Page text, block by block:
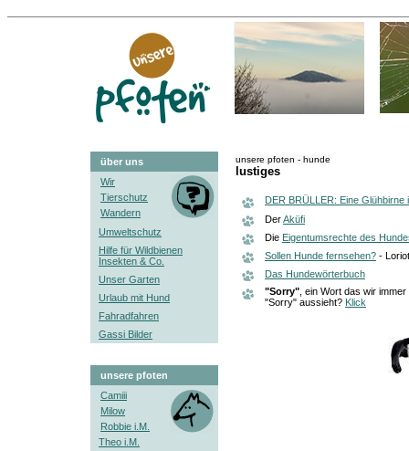
über uns
Wir
Tierschutz
Wandern
Umweltschutz
Hilfe für Wildbienen
Insekten & Co.
Unser Garten
Urlaub mit Hund
Fahradfahren
Gassi Bilder
unsere pfoten
Camiii
Milow
Robbie i.M.
Theo i.M.
unsere pfoten - hunde
lustiges
DER BRÜLLER: Eine
DerAküfi
Die Eigentumsrechte des
Sollen Hunde fernsehen? - Loriot
Das Hundewörterbuch
"Sorry" , ein Wort das wir
"Sorry" aussieht? Klick